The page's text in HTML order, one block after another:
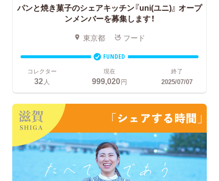
パンと焼き菓子のシェアキッチン『uni(ユニ)』 オープ
ンメンバーを募集します！
東京都 フード
FUNDED
コレクター
32 人
現在
999,020円
終了
2025/07/07